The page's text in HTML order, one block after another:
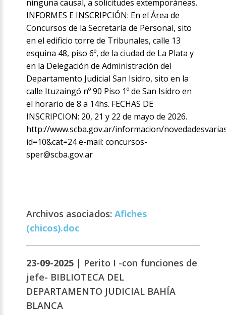
ninguna causal, a solicitudes extemporáneas.
INFORMES E INSCRIPCIÓN: En el Área de
Concursos de la Secretaría de Personal, sito
en el edificio torre de Tribunales, calle 13
esquina 48, piso 6º, de la ciudad de La Plata y
en la Delegación de Administración del
Departamento Judicial San Isidro, sito en la
calle Ituzaingó nº 90 Piso 1º de San Isidro en
el horario de 8 a 14hs. FECHAS DE
INSCRIPCION: 20, 21 y 22 de mayo de 2026.
http://www.scba.gov.ar/informacion/
id=10&cat=24 e-mail: concursos-
sper@scba.gov.ar
Archivos asociados:Afiches
(chicos).doc
23-09-2025 | Perito I -con funciones de
jefe- BIBLIOTECA DEL
DEPARTAMENTO JUDICIAL BAHÍA
BLANCA